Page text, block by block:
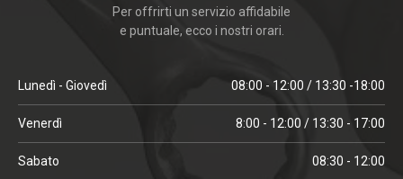
Per offrirti un servizio affidabile
e puntuale, ecco i nostri orari.
Lunedì - Giovedì 08:00 - 12:00 / 13:30 -18:00
Venerdì 8:00 - 12:00 / 13:30 - 17:00
Sabato 08:30 - 12:00